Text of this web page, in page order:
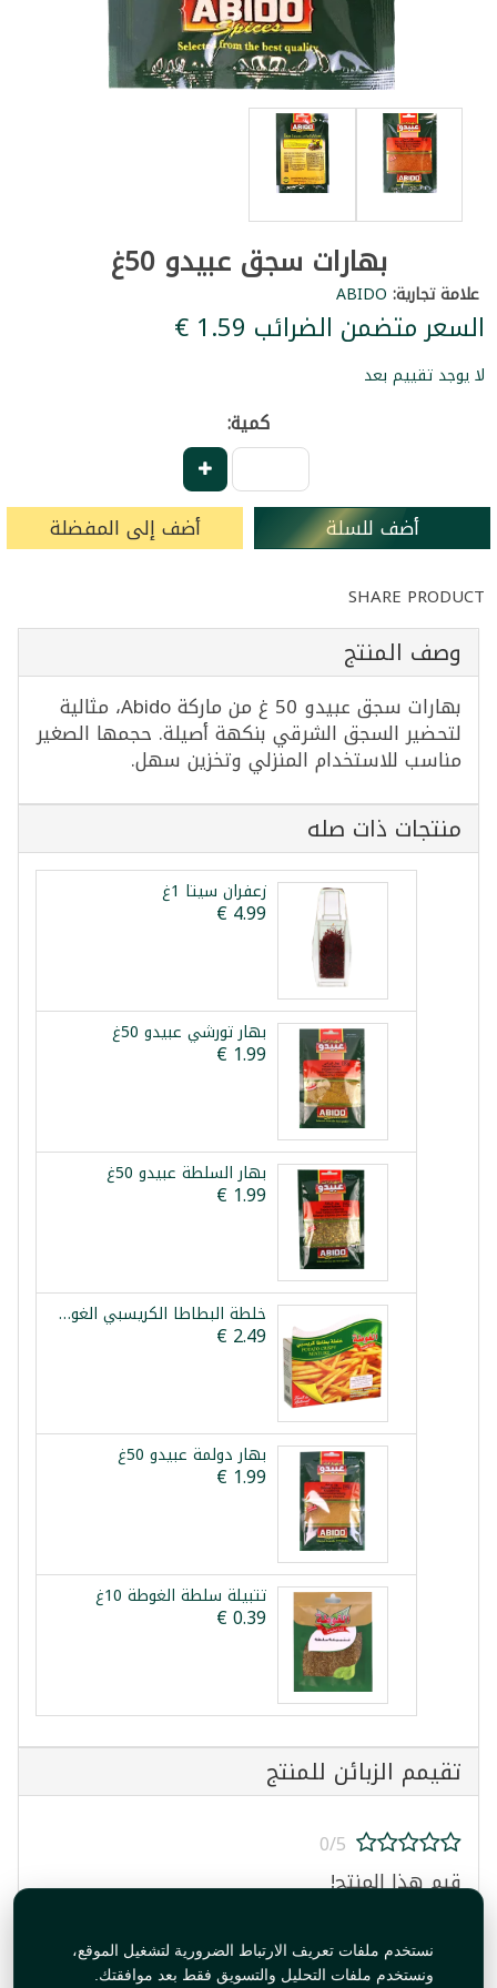
نستخدم ملفات تعريف الارتباط الضرورية لتشغيل الموقع،
ونستخدم ملفات التحليل والتسويق فقط بعد موافقتك.
بهارات سجق عبيدو 50غ
علامة تجارية: ABIDO
السعر متضمن الضرائب ‏1.59 €
لا يوجد تقييم بعد
كمية:
أضف للسلة أضف إلى المفضلة
SHARE PRODUCT
وصف المنتج
بهارات سجق عبيدو 50 غ من ماركة Abido، مثالية
لتحضير السجق الشرقي بنكهة أصيلة. حجمها الصغير
مناسب للاستخدام المنزلي وتخزين سهل.
منتجات ذات صله
زعفران سيتا 1غ
بهار تورشي عبيدو 50غ
بهار السلطة عبيدو 50غ
خلطة البطاطا الكريسبي الغوطة 100غ
بهار دولمة عبيدو 50غ
تتبيلة سلطة الغوطة 10غ
تقيمم الزبائن للمنتج
0/5
قيم هذا المنتج!